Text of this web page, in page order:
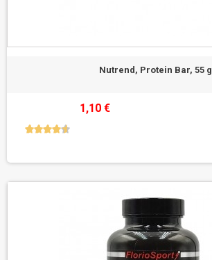
Nutrend, Protein Bar, 55 g
1,10 €